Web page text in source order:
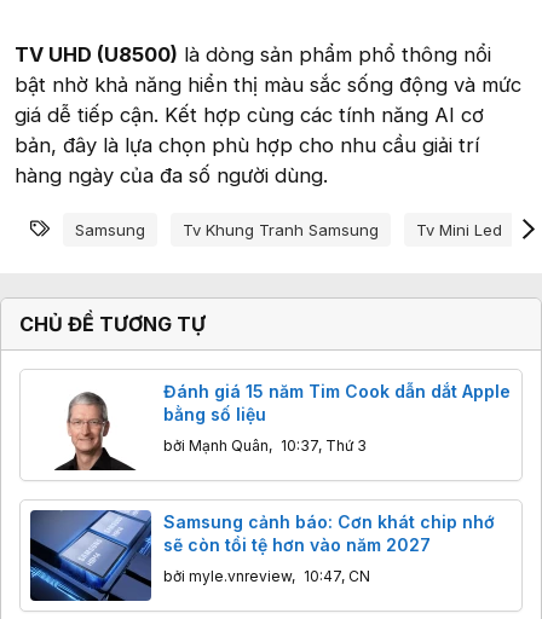
TV UHD (U8500) là dòng sản phẩm phổ thông nổi
bật nhờ khả năng hiển thị màu sắc sống động và mức
giá dễ tiếp cận. Kết hợp cùng các tính năng AI cơ
bản, đây là lựa chọn phù hợp cho nhu cầu giải trí
hàng ngày của đa số người dùng.
Từ khóa
Samsung Tv Khung Tranh Samsung Tv Mini Led
CHỦ ĐỀ TƯƠNG TỰ
Đánh giá 15 năm Tim Cook dẫn dắt Apple
bằng số liệu
bởi Mạnh Quân, 10:37, Thứ 3
Samsung cảnh báo: Cơn khát chip nhớ
sẽ còn tồi tệ hơn vào năm 2027
bởi myle.vnreview, 10:47, CN